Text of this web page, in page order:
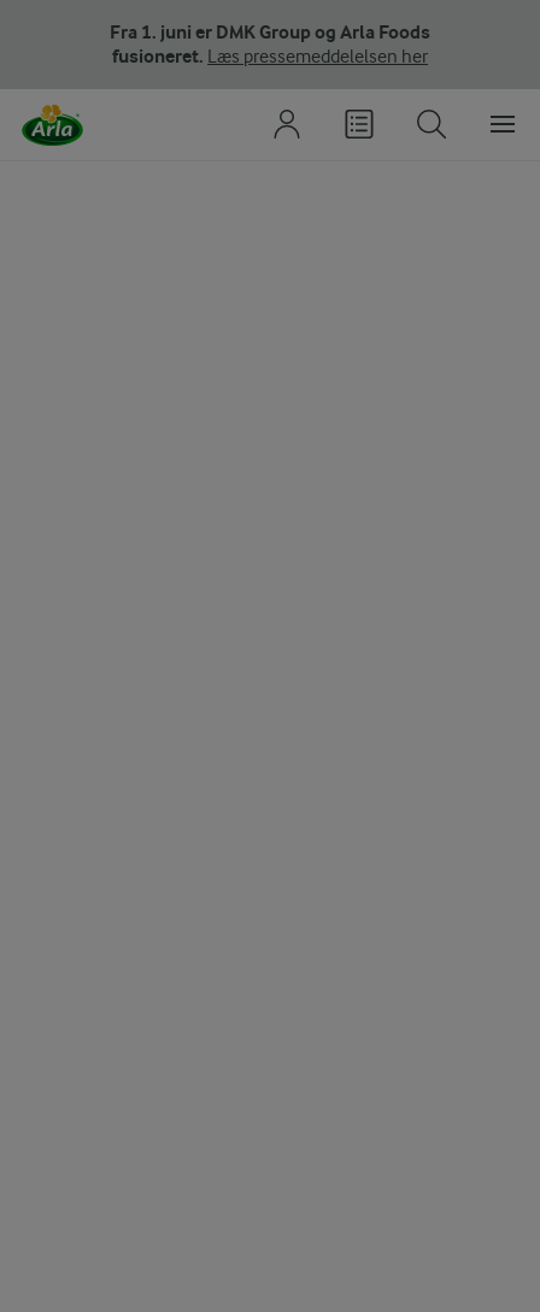
Fra 1. juni er DMK Group og Arla Foods
fusioneret. Læs pressemeddelelsen her